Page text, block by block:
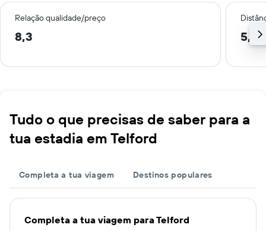
Relação qualidade/preço
8,3 5,5
Tudo o que precisas de saber para a
tua estadia em Telford
Completa a tua viagem Destinos populares
Completa a tua viagem para Telford